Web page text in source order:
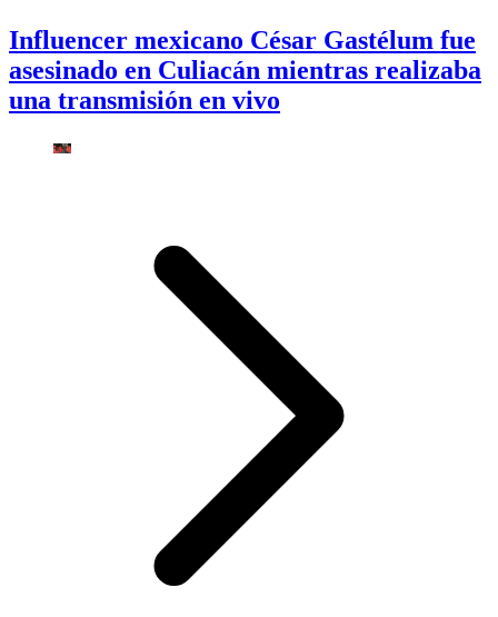
Influencer mexicano César Gastélum fue
asesinado en Culiacán mientras realizaba
una transmisión en vivo